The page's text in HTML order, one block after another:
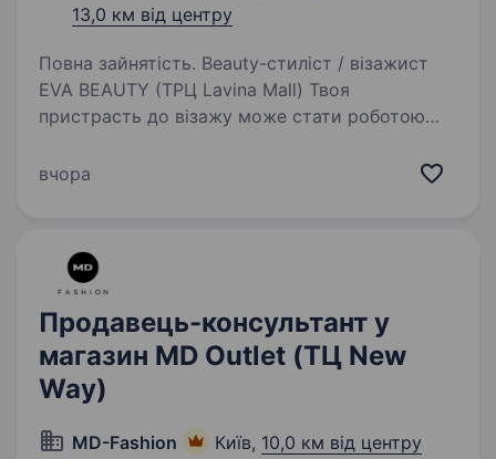
13,0 км від центру
Повна зайнятість. Beauty-стиліст / візажист
EVA BEAUTY (ТРЦ Lavina Mall) Твоя
пристрасть до візажу може стати роботою
який допоможе клієнтам виглядати і
вчора
Продавець-консультант у
магазин MD Outlet (ТЦ New
Way)
MD-Fashion Київ, 10,0 км від центру